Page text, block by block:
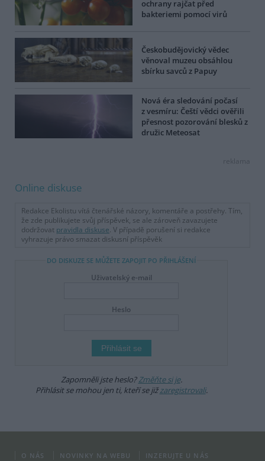
ochrany rajčat před
bakteriemi pomocí virů
Českobudějovický vědec
věnoval muzeu obsáhlou
sbírku savců z Papuy
Nová éra sledování počasí
z vesmíru: Čeští vědci ověřili
přesnost pozorování blesků z
družic Meteosat
reklama
Online diskuse
Redakce Ekolistu vítá čtenářské názory, komentáře a postřehy. Tím,
že zde publikujete svůj příspěvek, se ale zároveň zavazujete
dodržovat pravidla diskuse. V případě porušení si redakce
vyhrazuje právo smazat diskusní příspěvěk
DO DISKUZE SE MŮŽETE ZAPOJIT PO PŘIHLÁŠENÍ
Uživatelský e-mail
Heslo
Zapomněli jste heslo?Změňte si je.
Přihlásit se mohou jen ti, kteří se jižzaregistrovali.
O NÁS NOVINKY NA WEBU INZERUJTE U NÁS